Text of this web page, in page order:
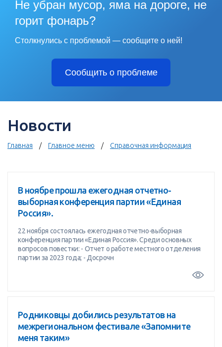
Не убран мусор, яма на дороге, не
горит фонарь?
Столкнулись с проблемой — сообщите о ней!
Сообщить о проблеме
Новости
Главная Главное меню Справочная информация
В ноябре прошла ежегодная отчетно-
выборная конференция партии «Единая
Россия».
22 ноября состоялась ежегодная отчетно-выборная
конференция партии «Единая Россия». Среди основных
вопросов повестки: - Отчет о работе местного отделения
партии за 2023 года; - Досрочн
Родниковцы добились результатов на
межрегиональном фестивале «Запомните
меня таким»